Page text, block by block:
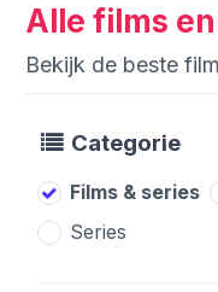
Alle films
Bekijk de beste
Categorie
Films & series
Series